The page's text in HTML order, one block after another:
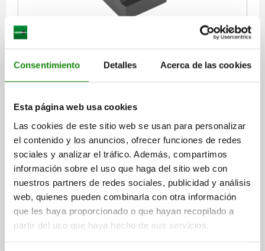
Consentimiento Detalles Acerca de las cookies
Esta página web usa cookies
Las cookies de este sitio web se usan para personalizar
el contenido y los anuncios, ofrecer funciones de redes
sociales y analizar el tráfico. Además, compartimos
información sobre el uso que haga del sitio web con
nuestros partners de redes sociales, publicidad y análisis
web, quienes pueden combinarla con otra información
que les haya proporcionado o que hayan recopilado a
partir del uso que haya hecho de sus servicios.
TUERCA PARA RANURA EN T DIN508, M10, NB=12,
L=18, ACERO TEMPLE+REVENI. 10 TRATADO EN
CALIENTE (NEGRO
ANCHO DE RANURA=12
SUPERFICIE CUERPO DE BASE=TRATADO EN CALIENTE (NEGRO)
ANCHURA=18 B1=11,6 ALTURA=14 H1=7 LONGITUD=18
Referencia:07060-10
más IVA.
más gastos de envío
DETALLES
07060